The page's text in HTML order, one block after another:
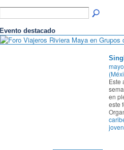
Evento destacado
Este
en
este